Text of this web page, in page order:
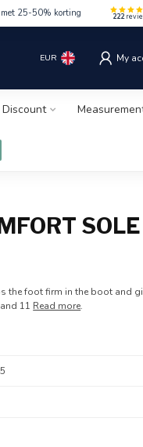
met 25-50% korting 222
EUR My
SOLE
the foot firm in the boot and
11 Read more.